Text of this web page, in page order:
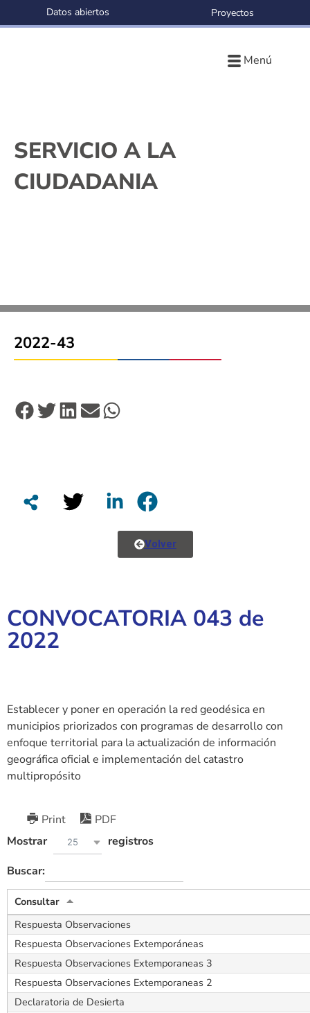
Menú
Datos abiertos Proyectos
SERVICIO A LA
CIUDADANIA
2022-43
Volver
CONVOCATORIA 043 de
2022
Establecer y poner en operación la red geodésica en
municipios priorizados con programas de desarrollo con
enfoque territorial para la actualización de información
geográfica oficial e implementación del catastro
multipropósito
Print
PDF
Mostrar
25
registros
Buscar:
Consultar
Respuesta Observaciones
Respuesta Observaciones Extemporáneas
Respuesta Observaciones Extemporaneas 3
Respuesta Observaciones Extemporaneas 2
Declaratoria de Desierta